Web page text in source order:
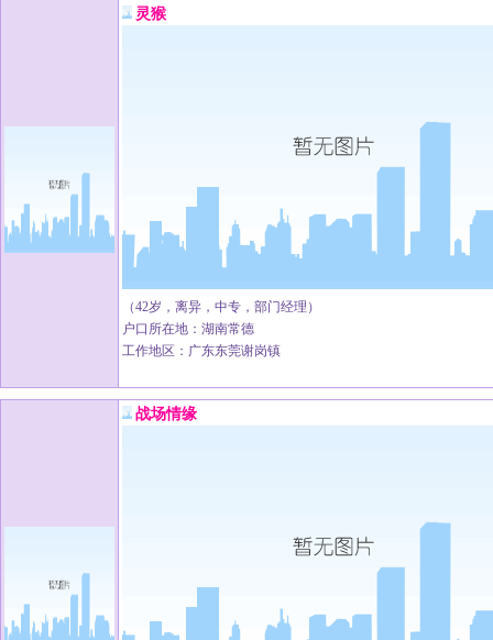
灵猴
（42岁，离异，中专，部门经理）
户口所在地：湖南常德
工作地区：广东东莞谢岗镇
战场情缘